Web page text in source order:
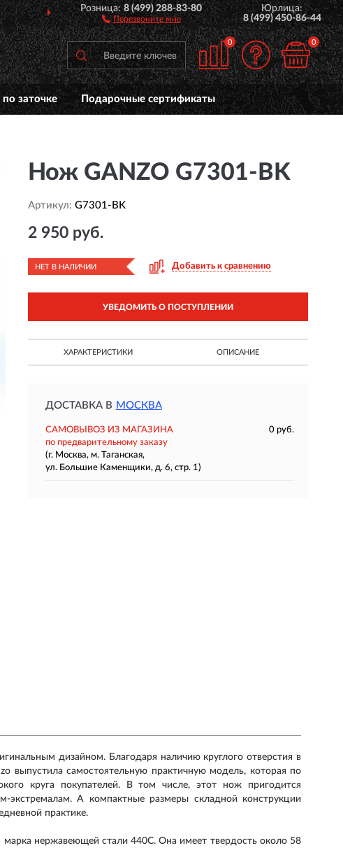
ДОСТАВИМПО ВСЕЙ РОССИИ
Розница:8 (499) 288-83-80
Перезвоните мне
Юрлица:
8 (499) 450-86-44
0 0
заточке Подарочные сертификаты
Нож GANZO G7301-BK
Артикул: G7301-BK
2 950 руб.
НЕТ В НАЛИЧИИ Добавить к сравнению
УВЕДОМИТЬ О ПОСТУПЛЕНИИ
ХАРАКТЕРИСТИКИ ОПИСАНИЕ
ДОСТАВКА В МОСКВА
САМОВЫВОЗ ИЗ МАГАЗИНА
0 руб.
по предварительному заказу
(г. Москва, м. Таганская,
ул. Большие Каменщики, д. 6, стр. 1)
дизайном. Благодаря наличию круглого отверстия в
выпустила самостоятельную практичную модель, которая по
круга покупателей. В том числе, этот нож пригодится
А компактные размеры складной конструкции
практике.
марка нержавеющей стали 440С. Она имеет твердость около 58